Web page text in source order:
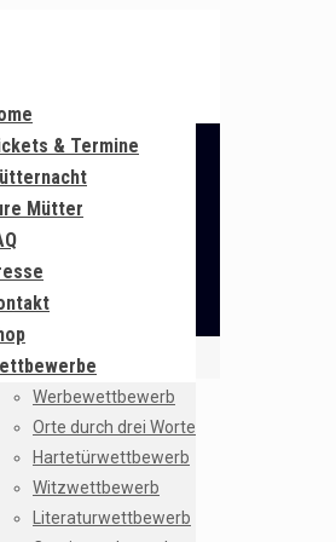
& Termine
Mütter
Werbewettbewerb
Orte durch drei Worte
Hartetürwettbewerb
Witzwettbewerb
Literaturwettbewerb